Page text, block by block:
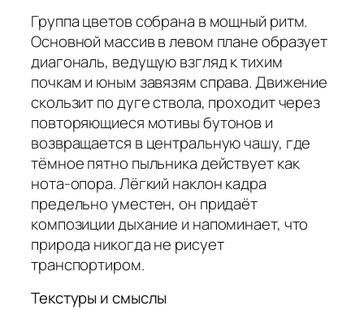
Группа цветов собрана в мощный ритм.
Основной массив в левом плане образует
диагональ, ведущую взгляд к тихим
почкам и юным завязям справа. Движение
скользит по дуге ствола, проходит через
повторяющиеся мотивы бутонов и
возвращается в центральную чашу, где
тёмное пятно пыльника действует как
нота-опора. Лёгкий наклон кадра
предельно уместен, он придаёт
композиции дыхание и напоминает, что
природа никогда не рисует
транспортиром.
Текстуры и смыслы